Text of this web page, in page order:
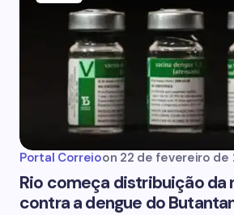
Portal Correioon 22 de fevereiro de
Rio começa distribuição da
contra a dengue do